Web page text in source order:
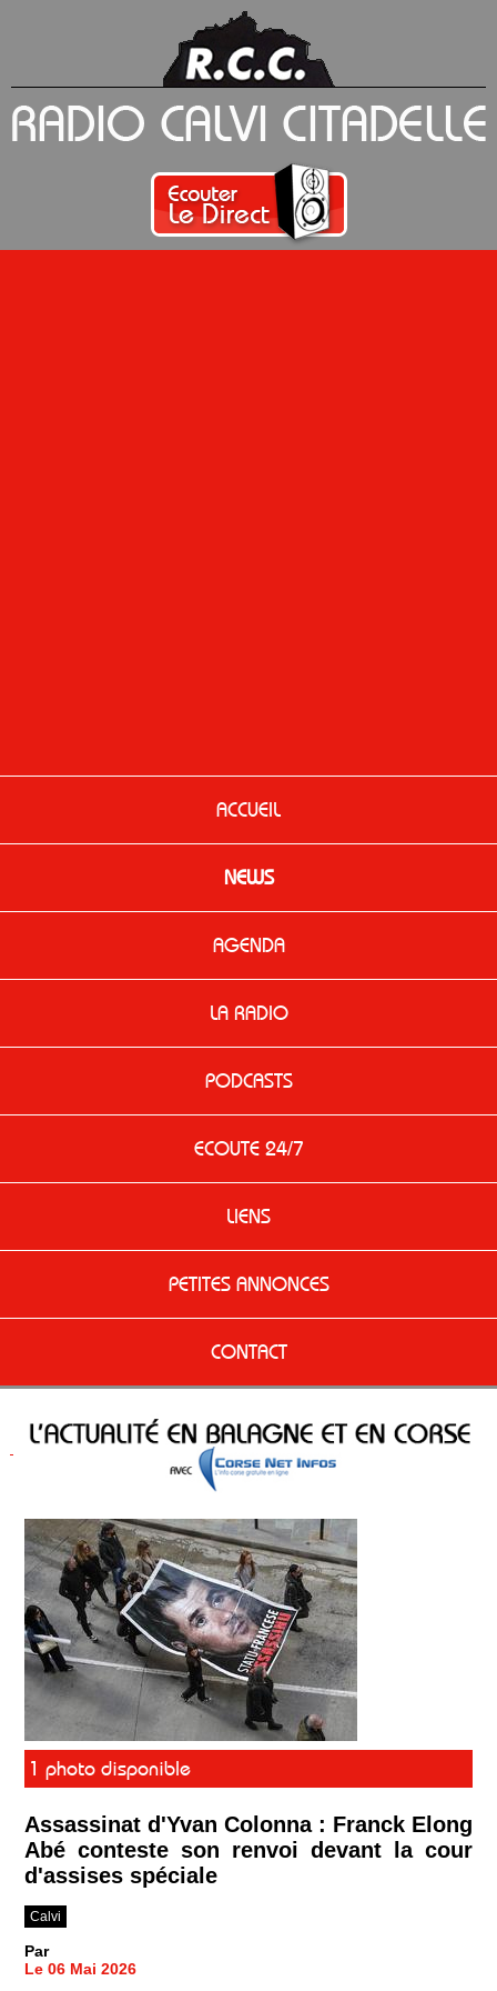
ACCUEIL
NEWS
AGENDA
LA RADIO
PODCASTS
ECOUTE 24/7
LIENS
PETITES ANNONCES
CONTACT
1 photo disponible
Assassinat d'Yvan Colonna : Franck Elong
Abé conteste son renvoi devant la cour
d'assises spéciale
Calvi
Par
Le 06 Mai 2026